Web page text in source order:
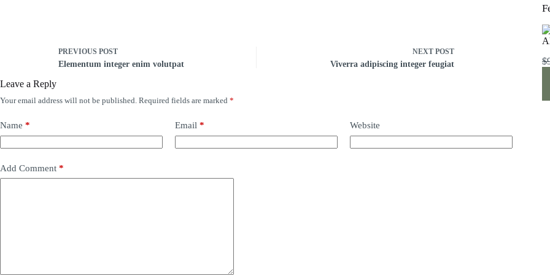
PREVIOUS POST
Elementum integer enim volutpat
NEXT POST
Viverra adipiscing integer feugiat
Leave a Reply
Your email address will not be published. Required fields are marked *
Name * Email * Website
Add Comment *
$